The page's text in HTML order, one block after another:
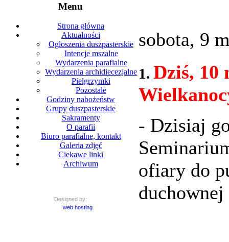
Menu
Strona główna
Aktualności
Ogłoszenia duszpasterskie
Intencje mszalne
Wydarzenia parafialne
Wydarzenia archidiecezjalne
Pielgrzymki
Pozostałe
Godziny nabożeństw
Grupy duszpasterskie
Sakramenty
O parafii
Biuro parafialne, kontakt
Galeria zdjęć
Ciekawe linki
Archiwum
Designed by:
web hosting
sobota, 9
1. Dziś, 10
- Dzisiaj
ofiary do